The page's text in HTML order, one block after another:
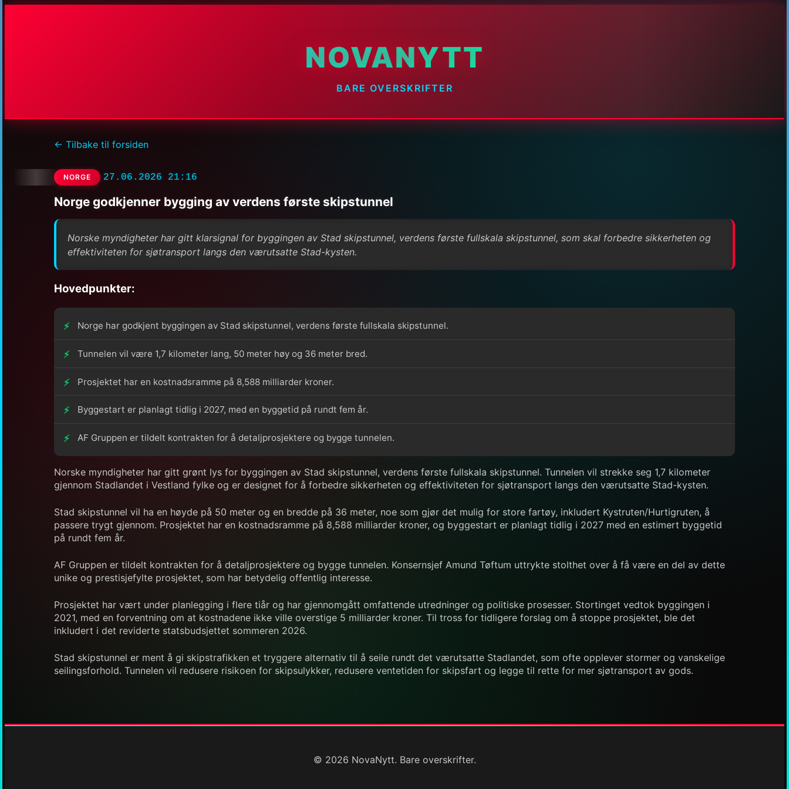
NOVANYTT
BARE OVERSKRIFTER
← Tilbake til forsiden
NORGE 27.06.2026 21:16
Norge godkjenner bygging av verdens første skipstunnel
Norske myndigheter har gitt klarsignal for byggingen av Stad skipstunnel, verdens første fullskala skipstunnel, som skal forbedre sikkerheten og
effektiviteten for sjøtransport langs den værutsatte Stad-kysten.
Hovedpunkter:
Norge har godkjent byggingen av Stad skipstunnel, verdens første fullskala skipstunnel.
Tunnelen vil være 1,7 kilometer lang, 50 meter høy og 36 meter bred.
Prosjektet har en kostnadsramme på 8,588 milliarder kroner.
Byggestart er planlagt tidlig i 2027, med en byggetid på rundt fem år.
AF Gruppen er tildelt kontrakten for å detaljprosjektere og bygge tunnelen.
Norske myndigheter har gitt grønt lys for byggingen av Stad skipstunnel, verdens første fullskala skipstunnel. Tunnelen vil strekke seg 1,7 kilometer
gjennom Stadlandet i Vestland fylke og er designet for å forbedre sikkerheten og effektiviteten for sjøtransport langs den værutsatte Stad-kysten.
Stad skipstunnel vil ha en høyde på 50 meter og en bredde på 36 meter, noe som gjør det mulig for store fartøy, inkludert Kystruten/Hurtigruten, å
passere trygt gjennom. Prosjektet har en kostnadsramme på 8,588 milliarder kroner, og byggestart er planlagt tidlig i 2027 med en estimert byggetid
på rundt fem år.
AF Gruppen er tildelt kontrakten for å detaljprosjektere og bygge tunnelen. Konsernsjef Amund Tøftum uttrykte stolthet over å få være en del av dette
unike og prestisjefylte prosjektet, som har betydelig offentlig interesse.
Prosjektet har vært under planlegging i flere tiår og har gjennomgått omfattende utredninger og politiske prosesser. Stortinget vedtok byggingen i
2021, med en forventning om at kostnadene ikke ville overstige 5 milliarder kroner. Til tross for tidligere forslag om å stoppe prosjektet, ble det
inkludert i det reviderte statsbudsjettet sommeren 2026.
Stad skipstunnel er ment å gi skipstrafikken et tryggere alternativ til å seile rundt det værutsatte Stadlandet, som ofte opplever stormer og vanskelige
seilingsforhold. Tunnelen vil redusere risikoen for skipsulykker, redusere ventetiden for skipsfart og legge til rette for mer sjøtransport av gods.
© 2026 NovaNytt. Bare overskrifter.